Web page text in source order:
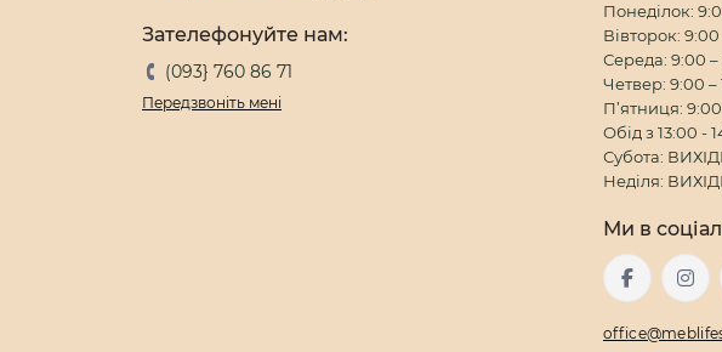
Зателефонуйте нам:
(093} 760 86 71
Передзвоніть мені
Понеділок:
Вівторок: 9:00
Середа: 9:00 –
Четвер: 9:00 –
П’ятниця:
Обід з 13:00 -
Субота:
Неділя:
Ми в